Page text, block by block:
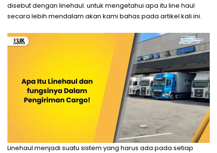
disebut dengan linehaul. untuk mengetahui apa itu line haul
secara lebih mendalam akan kami bahas pada artikel kali ini.
Linehaul menjadi suatu sistem yang harus ada pada setiap